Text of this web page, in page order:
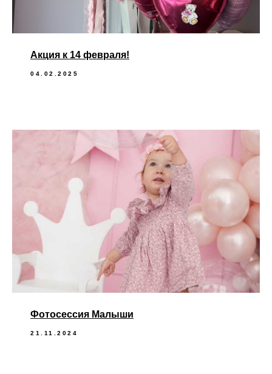
Акция к 14 февраля!
04.02.2025
Фотосессия Малыши
21.11.2024